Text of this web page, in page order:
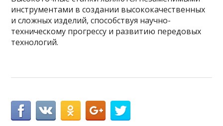
инструментами в создании высококачественных
и сложных изделий, способствуя научно-
техническому прогрессу и развитию передовых
технологий.